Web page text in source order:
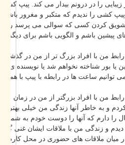
را در درونم بیدار می کند. پیپ کش ها
را ندیدم که متکبر و مغرور باشد، تا
کردن کسی که سوالی می پرسد را
باشم و الگویی باشم برای دیگران که
با افراد بزرگ تر از من در گذشته است.
بور شناخته نخواهم شد یا نویسنده ی بزرگی
ساعت ها در رابطه با پیپ با هم صحبت
با افراد بزرگتر از من در زمان حال
و به خاطر آنها زندگی من خیلی بهتر شد.
دارم که آنها را دوست خودم به شمار
و زندگی من با ملاقات ایشان غنی گشت و
ملاقات های حضوری در محل کارم و روابط